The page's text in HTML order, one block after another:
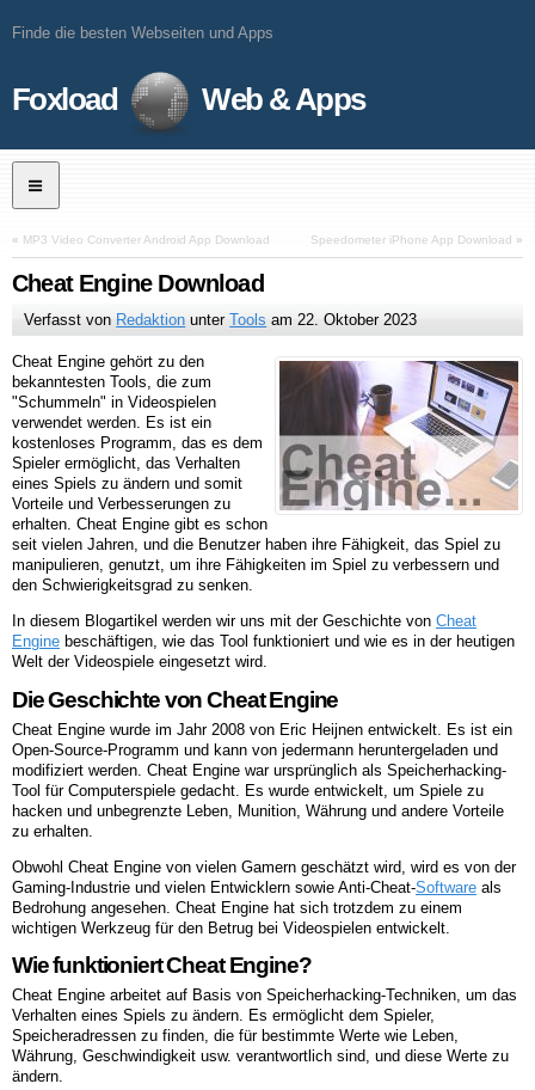
Finde die besten Webseiten und Apps
Foxload Web & Apps
« MP3 Video Converter Android App Download Speedometer iPhone App Download »
Cheat Engine Download
Verfasst von Redaktion unterTools am22. Oktober 2023
Cheat Engine gehört zu den
bekanntesten Tools, die zum
"Schummeln" in Videospielen
verwendet werden. Es ist ein
kostenloses Programm, das es dem
Spieler ermöglicht, das Verhalten
eines Spiels zu ändern und somit
Vorteile und Verbesserungen zu
erhalten. Cheat Engine gibt es schon
seit vielen Jahren, und die Benutzer haben ihre Fähigkeit, das Spiel zu
manipulieren, genutzt, um ihre Fähigkeiten im Spiel zu verbessern und
den Schwierigkeitsgrad zu senken.
In diesem Blogartikel werden wir uns mit der Geschichte von Cheat
Engine beschäftigen, wie das Tool funktioniert und wie es in der heutigen
Welt der Videospiele eingesetzt wird.
Die Geschichte von Cheat Engine
Cheat Engine wurde im Jahr 2008 von Eric Heijnen entwickelt. Es ist ein
Open-Source-Programm und kann von jedermann heruntergeladen und
modifiziert werden. Cheat Engine war ursprünglich als Speicherhacking-
Tool für Computerspiele gedacht. Es wurde entwickelt, um Spiele zu
hacken und unbegrenzte Leben, Munition, Währung und andere Vorteile
zu erhalten.
Obwohl Cheat Engine von vielen Gamern geschätzt wird, wird es von der
Gaming-Industrie und vielen Entwicklern sowie Anti-Cheat-Software als
Bedrohung angesehen. Cheat Engine hat sich trotzdem zu einem
wichtigen Werkzeug für den Betrug bei Videospielen entwickelt.
Wie funktioniert Cheat Engine?
Cheat Engine arbeitet auf Basis von Speicherhacking-Techniken, um das
Verhalten eines Spiels zu ändern. Es ermöglicht dem Spieler,
Speicheradressen zu finden, die für bestimmte Werte wie Leben,
Währung, Geschwindigkeit usw. verantwortlich sind, und diese Werte zu
ändern.